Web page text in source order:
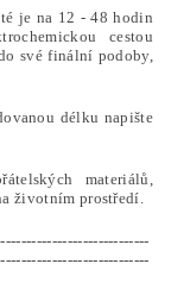
je na 12 - 48 hodin
cestou
své finální podoby,
délku napište
materiálů,
životním prostředí.